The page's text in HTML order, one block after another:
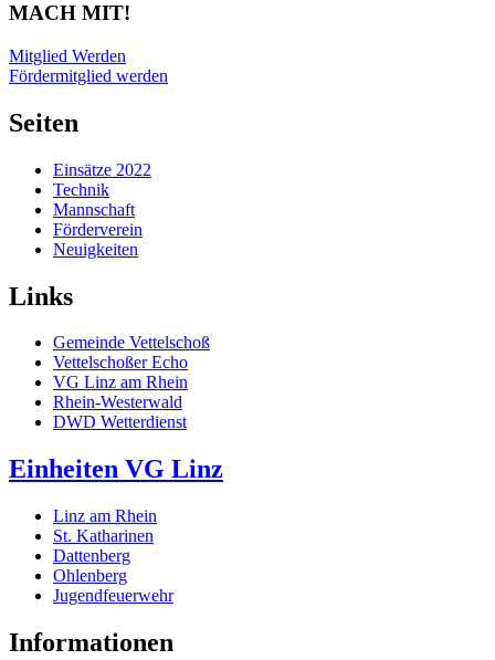
MACH MIT!
Mitglied Werden
Fördermitglied werden
Seiten
Einsätze 2022
Technik
Mannschaft
Förderverein
Neuigkeiten
Links
Gemeinde Vettelschoß
Vettelschoßer Echo
VG Linz am Rhein
Rhein-Westerwald
DWD Wetterdienst
Einheiten VG Linz
Linz am Rhein
St. Katharinen
Dattenberg
Ohlenberg
Jugendfeuerwehr
Informationen